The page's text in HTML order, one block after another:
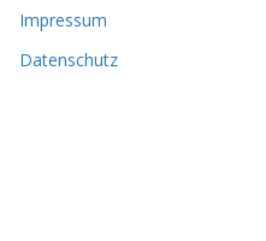
Impressum
Datenschutz